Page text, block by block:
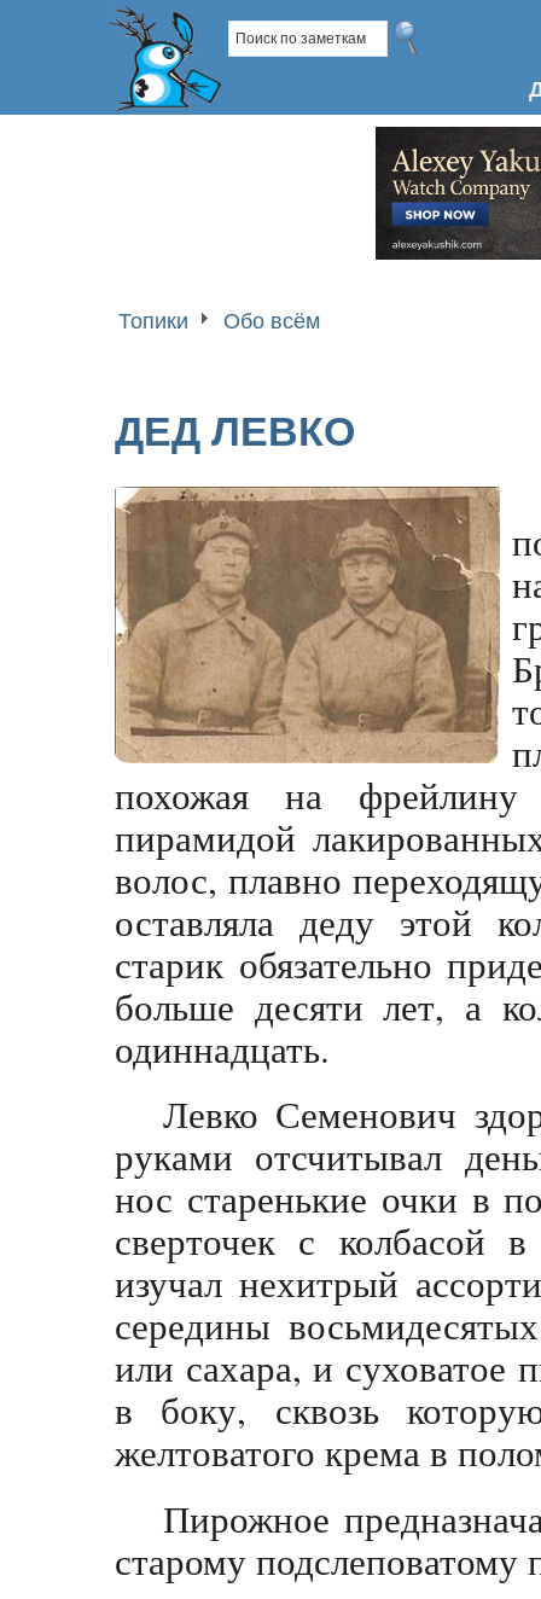
Топики Обо всём
ДЕД ЛЕВКО
похожая на
пирамидой
волос, плавно
оставляла деду этой
старик обязательно
больше десяти лет, а
одиннадцать.
Левко Семенович
руками отсчитывал
нос старенькие очки в
сверточек с колбасой
изучал нехитрый
середины
или сахара, и суховатое
в боку, сквозь
желтоватого крема в
Пирожное
старому подслеповатому